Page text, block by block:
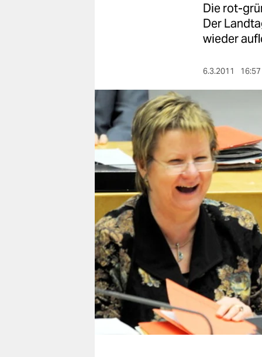
berlin
nord
wahrheit
verlag
verlag
veranstaltungen
shop
fragen & hilfe
unterstützen
abo
genossenschaft
Die rot-
Der
wieder
6.3.2011